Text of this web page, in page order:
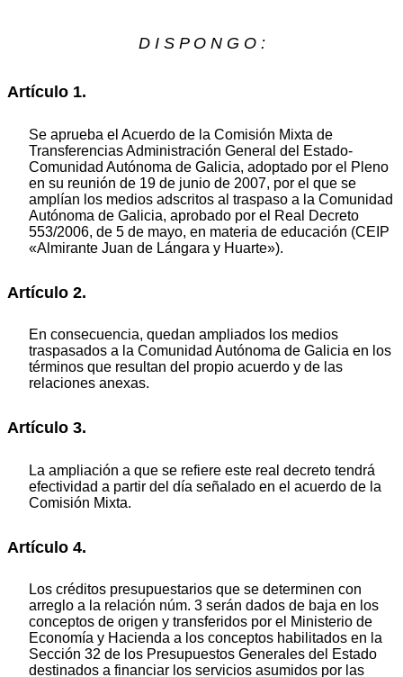
D I S P O N G O :
Artículo 1.
Se aprueba el Acuerdo de la Comisión Mixta de
Transferencias Administración General del Estado-
Comunidad Autónoma de Galicia, adoptado por el Pleno
en su reunión de 19 de junio de 2007, por el que se
amplían los medios adscritos al traspaso a la Comunidad
Autónoma de Galicia, aprobado por el Real Decreto
553/2006, de 5 de mayo, en materia de educación (CEIP
«Almirante Juan de Lángara y Huarte»).
Artículo 2.
En consecuencia, quedan ampliados los medios
traspasados a la Comunidad Autónoma de Galicia en los
términos que resultan del propio acuerdo y de las
relaciones anexas.
Artículo 3.
La ampliación a que se refiere este real decreto tendrá
efectividad a partir del día señalado en el acuerdo de la
Comisión Mixta.
Artículo 4.
Los créditos presupuestarios que se determinen con
arreglo a la relación núm. 3 serán dados de baja en los
conceptos de origen y transferidos por el Ministerio de
Economía y Hacienda a los conceptos habilitados en la
Sección 32 de los Presupuestos Generales del Estado
destinados a financiar los servicios asumidos por las